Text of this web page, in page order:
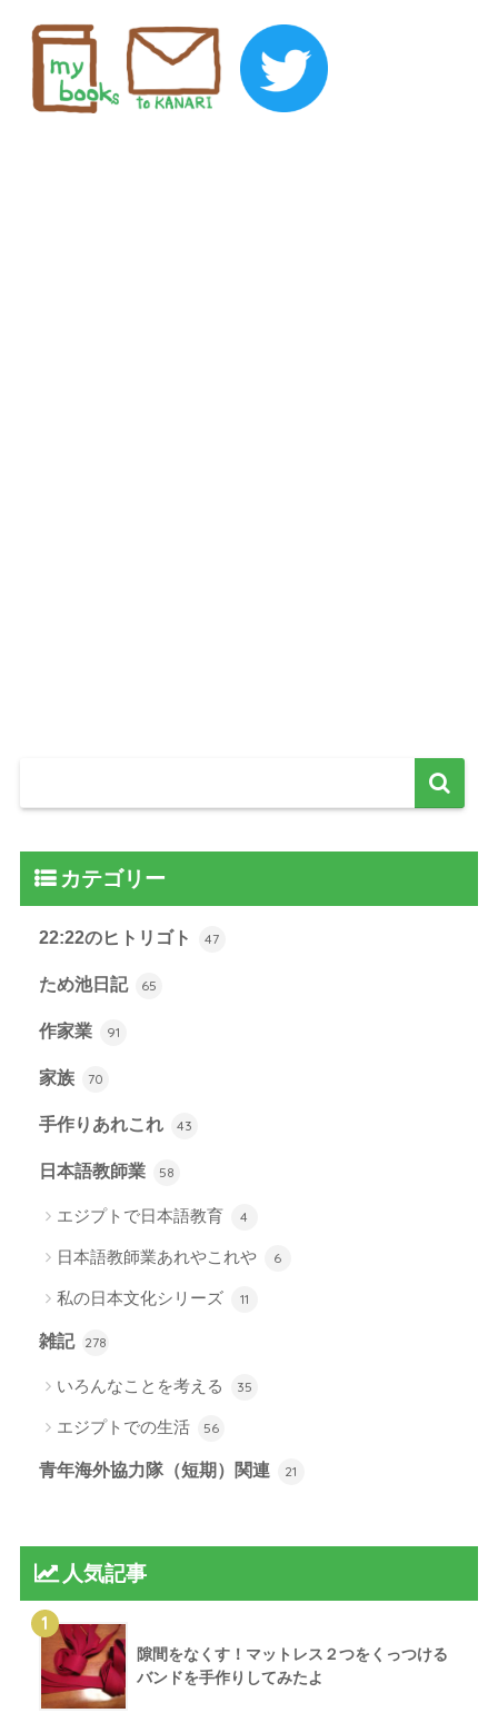
カテゴリー
22:22のヒトリゴト 47
ため池日記 65
作家業 91
家族 70
手作りあれこれ 43
日本語教師業 58
エジプトで日本語教育 4
日本語教師業あれやこれや 6
私の日本文化シリーズ 11
雑記 278
いろんなことを考える 35
エジプトでの生活 56
青年海外協力隊（短期）関連 21
人気記事
1
隙間をなくす！マットレス２つをくっつける
バンドを手作りしてみたよ